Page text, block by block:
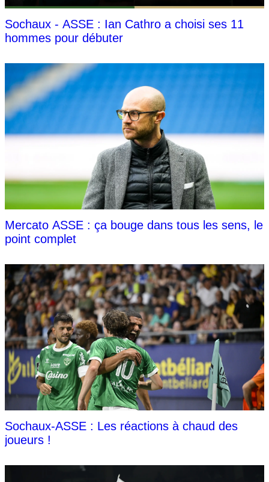
Sochaux - ASSE : Ian Cathro a choisi ses 11
hommes pour débuter
Mercato ASSE : ça bouge dans tous les sens, le
point complet
Sochaux-ASSE : Les réactions à chaud des
joueurs !